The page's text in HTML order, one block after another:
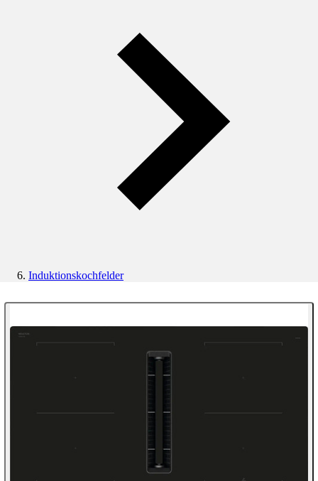
Induktionskochfelder